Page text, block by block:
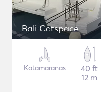
Bali Catspace
Katamaranas
40 ft
12 m